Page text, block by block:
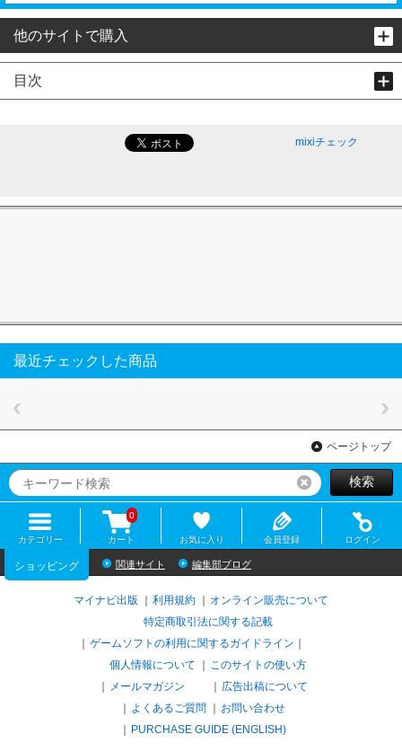
他のサイトで購入
目次
mixiチェック
最近チェックした商品
ページトップ
リセット検索
カテゴリー カート
0
お気に入り 会員登録 ログイン
ショッピング 関連サイト 編集部ブログ
マイナビ出版 利用規約
オンライン販売について
特定商取引法に関する記載
ゲームソフトの利用に関するガイドライン
個人情報について
このサイトの使い方
メールマガジン
広告出稿について
よくあるご質問
お問い合わせ
PURCHASE GUIDE (ENGLISH)